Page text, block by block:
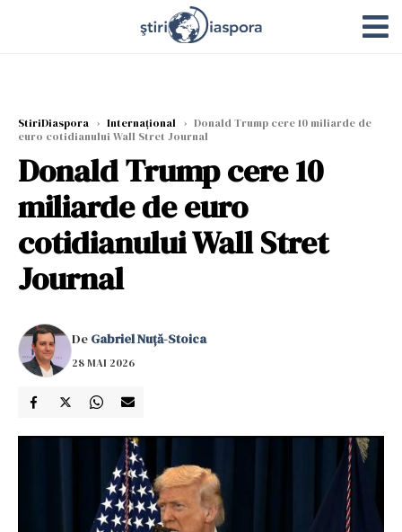
StiriDiaspora › Internațional › Donald Trump cere 10 miliarde de
euro cotidianului Wall Stret Journal
Donald Trump cere 10
miliarde de euro
cotidianului Wall Stret
Journal
De Gabriel Nuță-Stoica
28 MAI 2026